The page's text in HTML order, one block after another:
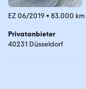
EZ 06/2019 • 83.000 km
Privatanbieter
40231 Düsseldorf